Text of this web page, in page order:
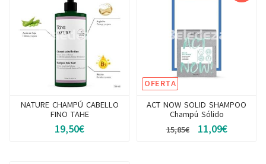
NATURE CHAMPÚ CABELLO
FINO TAHE
19,50€
OFERTA
ACT NOW SOLID SHAMPOO
Champú Sólido
15,85€
11,09€